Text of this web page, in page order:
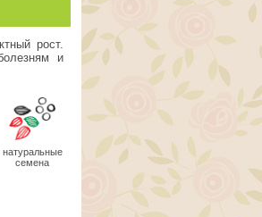
рост.
и
натуральные
семена